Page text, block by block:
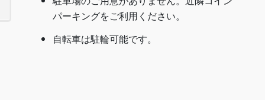
パーキングをご利用ください。
自転車は駐輪可能です。